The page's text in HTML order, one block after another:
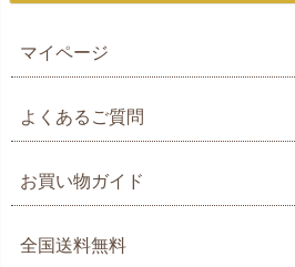
マイページ
よくあるご質問
お買い物ガイド
全国送料無料